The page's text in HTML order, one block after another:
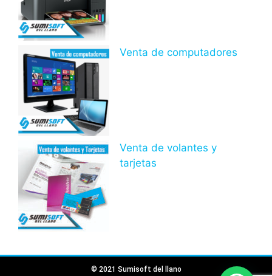
Venta de computadores
Venta de volantes y
tarjetas
© 2021 Sumisoft del llano